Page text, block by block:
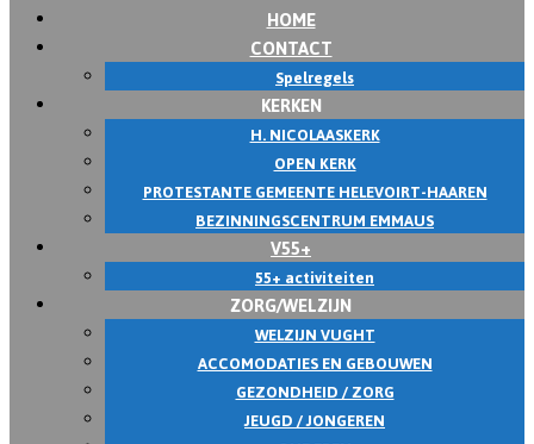
HOME
CONTACT
Spelregels
KERKEN
H. NICOLAASKERK
OPEN KERK
PROTESTANTE GEMEENTE HELEVOIRT-HAAREN
BEZINNINGSCENTRUM EMMAUS
V55+
55+ activiteiten
ZORG/WELZIJN
WELZIJN VUGHT
ACCOMODATIES EN GEBOUWEN
GEZONDHEID / ZORG
JEUGD / JONGEREN